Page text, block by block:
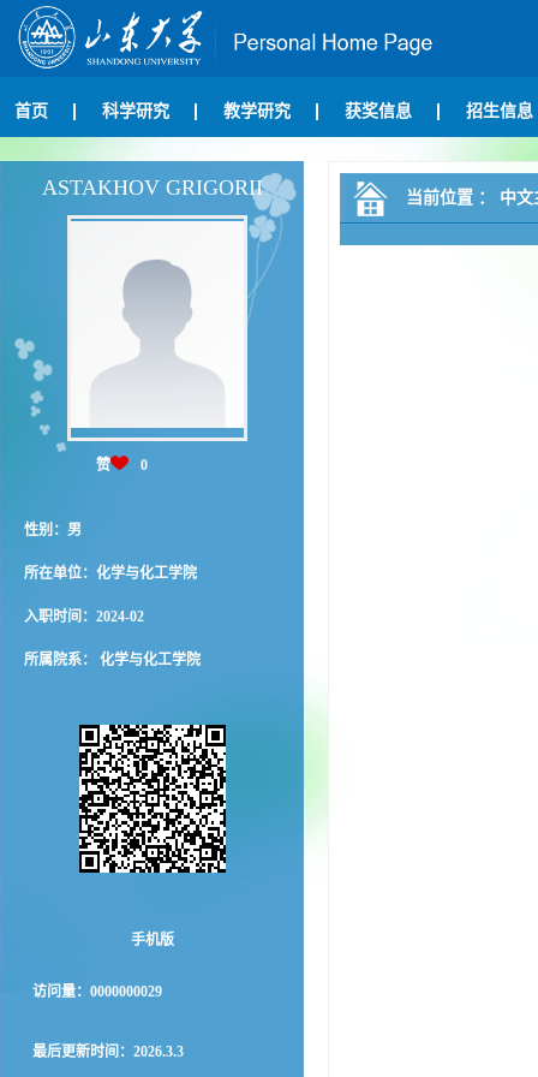
首页 科学研究 教学研究 获奖信息 招生信息
ASTAKHOV GRIGORII
赞 0
性别：男
所在单位：化学与化工学院
入职时间：2024-02
所属院系： 化学与化工学院
手机版
访问量： 0000000029
最后更新时间： 2026.3.3
当前位置 ： 中文